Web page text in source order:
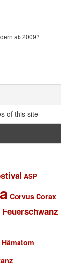
ab 2009?
of this site
ASP
Corvus Corax
Feuerschwanz
Hämatom